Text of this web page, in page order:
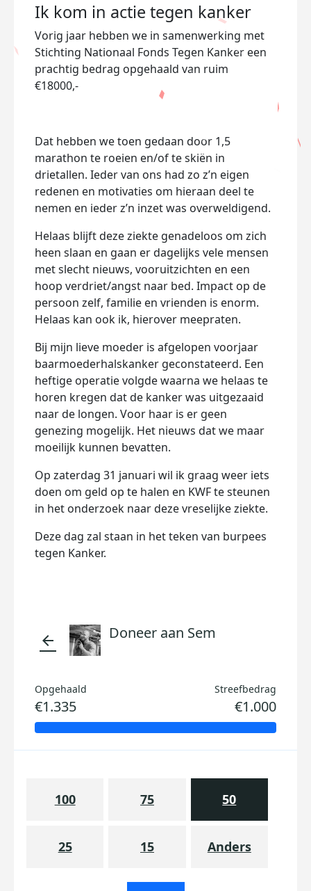
Ik kom in actie tegen kanker
Vorig jaar hebben we in samenwerking met
Stichting Nationaal Fonds Tegen Kanker een
prachtig bedrag opgehaald van ruim
€18000,-
Dat hebben we toen gedaan door 1,5
marathon te roeien en/of te skiën in
drietallen. Ieder van ons had zo z’n eigen
redenen en motivaties om hieraan deel te
nemen en ieder z’n inzet was overweldigend.
Helaas blijft deze ziekte genadeloos om zich
heen slaan en gaan er dagelijks vele mensen
met slecht nieuws, vooruitzichten en een
hoop verdriet/angst naar bed. Impact op de
persoon zelf, familie en vrienden is enorm.
Helaas kan ook ik, hierover meepraten.
Bij mijn lieve moeder is afgelopen voorjaar
baarmoederhalskanker geconstateerd. Een
heftige operatie volgde waarna we helaas te
horen kregen dat de kanker was uitgezaaid
naar de longen. Voor haar is er geen
genezing mogelijk. Het nieuws dat we maar
moeilijk kunnen bevatten.
Op zaterdag 31 januari wil ik graag weer iets
doen om geld op te halen en KWF te steunen
in het onderzoek naar deze vreselijke ziekte.
Deze dag zal staan in het teken van burpees
tegen Kanker.
arrow_back Doneer aan Sem
Opgehaald
€1.335
Streefbedrag
€1.000
100 75 50
25 15 Anders